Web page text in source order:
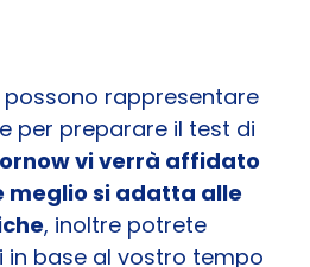
possono rappresentare
per preparare il test di
vi verrà affidato
meglio si adatta alle
, inoltre potrete
in base al vostro tempo